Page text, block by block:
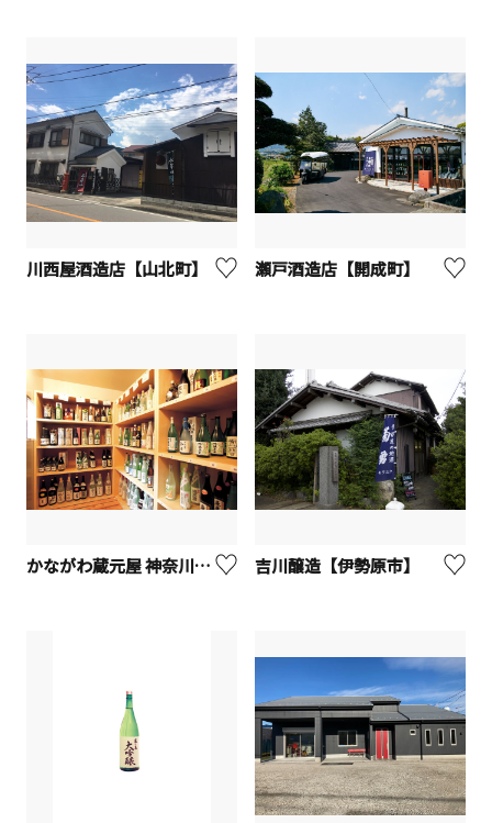
川西屋酒造店【山北町】 瀬戸酒造店【開成町】
かながわ蔵元屋 神奈川県酒造組合【厚木市】 吉川醸造【伊勢原市】